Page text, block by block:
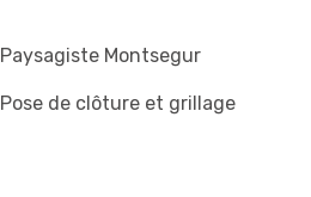
Paysagiste Montsegur
Pose de clôture et grillage